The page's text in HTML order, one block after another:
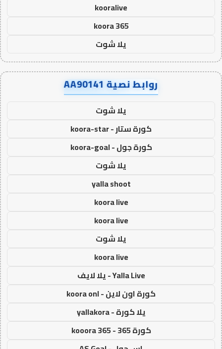
kooralive
koora 365
يلا شوت
روابط نصية AA90141
يلا شوت
كورة ستار - koora-star
كورة جول - koora-goal
يلا شوت
yalla shoot
koora live
koora live
يلا شوت
koora live
Yalla Live - يلا لايف
كورة اون لاين - koora onl
يلا كورة - yallakora
كورة 365 - kooora 365